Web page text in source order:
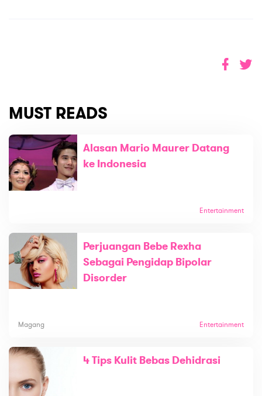
MUST READS
Alasan Mario Maurer Datang
ke Indonesia
Entertainment
Perjuangan Bebe Rexha
Sebagai Pengidap Bipolar
Disorder
Magang Entertainment
4 Tips Kulit Bebas Dehidrasi